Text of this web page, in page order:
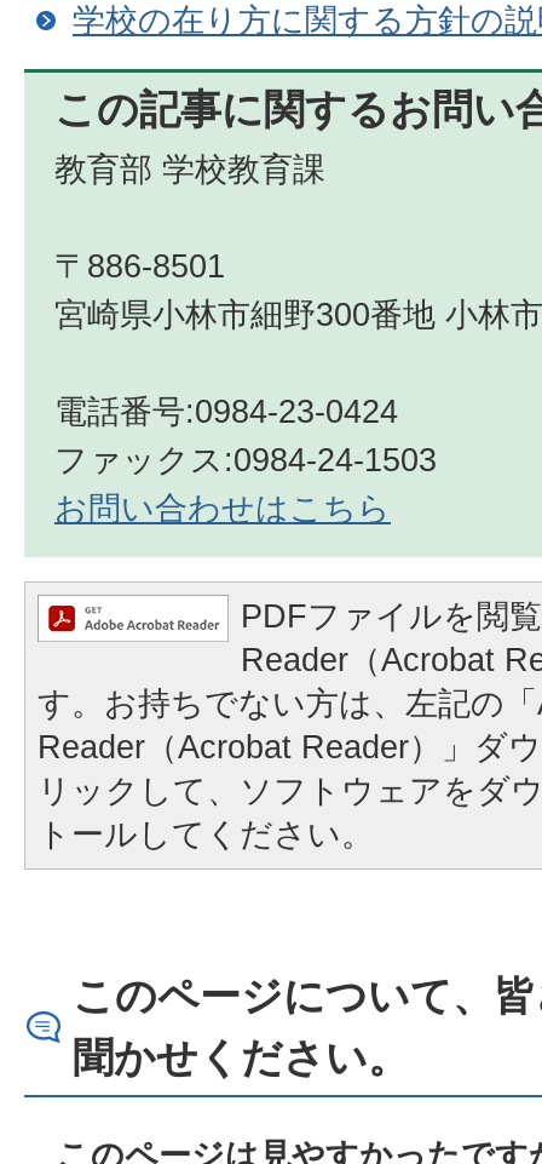
学校の在り方に関する方針の
この記事に関するお問い
教育部 学校教育課
〒886-8501
宮崎県小林市細野300番地 小林
電話番号:0984-23-0424
ファックス:0984-24-1503
お問い合わせはこちら
PDFファイルを閲
Reader（Acrobat
す。お持ちでない方は、左記の
Reader（Acrobat Reader）」ダ
リックして、ソフトウェアをダ
トールしてください。
このページについて、
聞かせください。
このページは見やすかったです